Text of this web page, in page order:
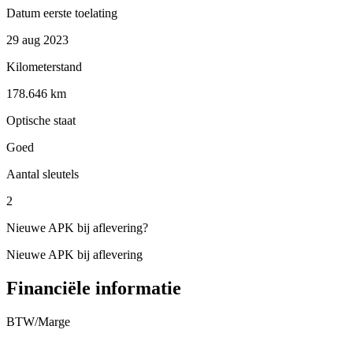
Datum eerste toelating
29 aug 2023
Kilometerstand
178.646 km
Optische staat
Goed
Aantal sleutels
2
Nieuwe APK bij aflevering?
Nieuwe APK bij aflevering
Financiële informatie
BTW/Marge